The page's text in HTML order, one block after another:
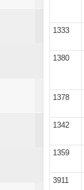
1333
1380
1378
1342
1359
3911